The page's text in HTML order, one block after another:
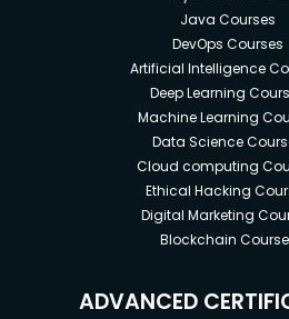
Java Courses
DevOps Courses
Artificial Intelligence
Deep Learning
Machine Learning
Data Science
Cloud computing
Ethical Hacking
Digital Marketing
Blockchain
ADVANCED